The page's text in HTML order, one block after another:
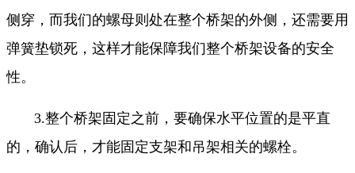
侧穿，而我们的螺母则处在整个桥架的外侧，还需要用
弹簧垫锁死，这样才能保障我们整个桥架设备的安全
性。
3.整个桥架固定之前，要确保水平位置的是平直
的，确认后，才能固定支架和吊架相关的螺栓。